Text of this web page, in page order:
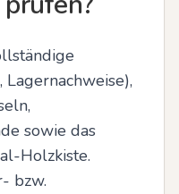
sowie das
Holzkiste.
bzw.